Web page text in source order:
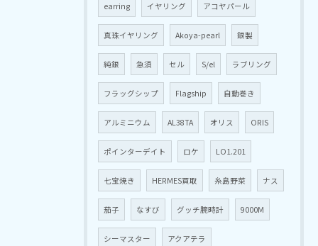
earring イヤリング アコヤパール
真珠イヤリング Akoya-pearl 銀製
純銀 急須 セル S/el ラブリング
フラッグシップ Flagship 自動巻き
アルミニウム AL38TA オリス ORIS
ポインターデイト ロケ LO1.201
七宝焼き HERMES買取 糸島野菜 ナス
茄子 なすび グッチ腕時計 9000M
シーマスター アクアテラ